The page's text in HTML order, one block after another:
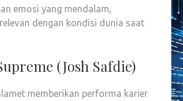
emosi yang mendalam,
dengan kondisi dunia saat
(Josh Safdie)
memberikan performa karier